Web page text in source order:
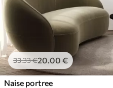
33.33€20.00 €
Naise portree